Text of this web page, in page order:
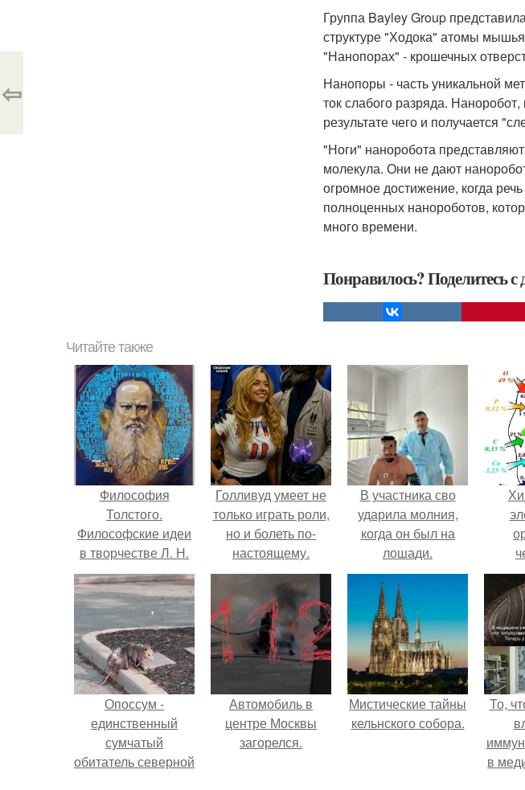
Группа Bayley Group
структуре "Ходока" атомы
"Нанопорах" - крошечных
Нанопоры - часть уникальной
ток слабого разряда.
результате чего и получается
"Ноги" наноробота
молекула. Они не дают
огромное достижение, когда
полноценных нанороботов,
много времени.
Понравилось? Поделитесь с
⇦
Читайте также
Философия
Толстого.
Философские идеи
в творчестве Л. Н.
Толстого.
Голливуд умеет не
только играть роли,
но и болеть по-
настоящему.
В участника сво
ударила молния,
когда он был на
лошади.
Опоссум -
единственный
сумчатый
обитатель северной
Автомобиль в
центре Москвы
загорелся.
Мистические тайны
кельнского собора.
То,
в